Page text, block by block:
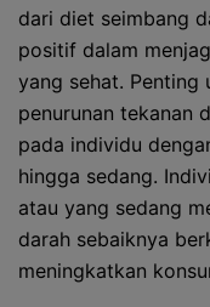
dari diet seimbang
positif dalam
yang sehat.
penurunan tekanan
pada individu
hingga sedang.
atau yang sedang
darah sebaiknya
meningkatkan